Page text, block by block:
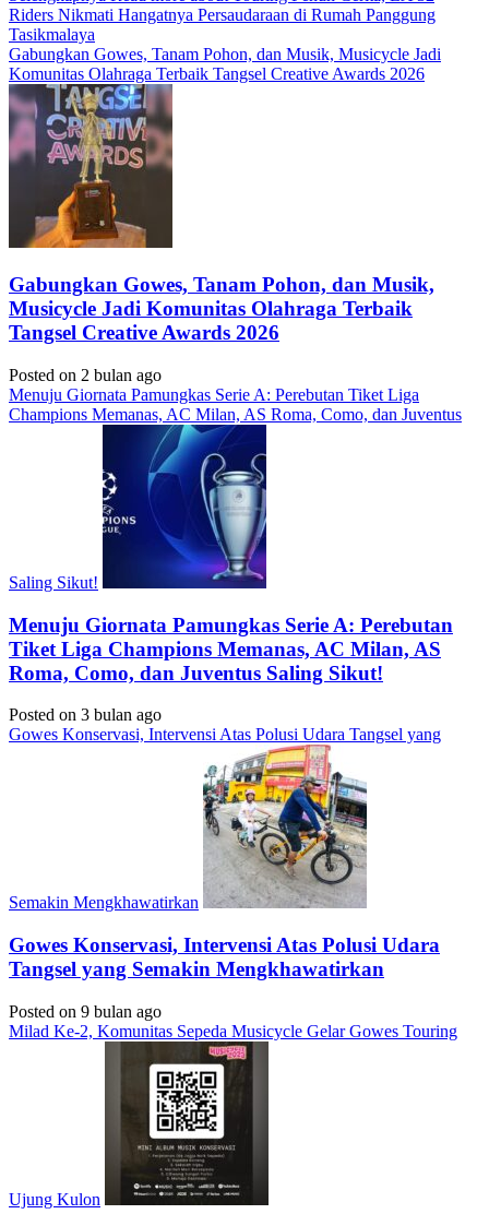
Riders Nikmati Hangatnya Persaudaraan di Rumah Panggung
Tasikmalaya
Gabungkan Gowes, Tanam Pohon, dan Musik, Musicycle Jadi
Komunitas Olahraga Terbaik Tangsel Creative Awards 2026
Gabungkan Gowes, Tanam Pohon, dan Musik,
Musicycle Jadi Komunitas Olahraga Terbaik
Tangsel Creative Awards 2026
Posted on 2 bulan ago
Menuju Giornata Pamungkas Serie A: Perebutan Tiket Liga
Champions Memanas, AC Milan, AS Roma, Como, dan Juventus
Saling Sikut!
Menuju Giornata Pamungkas Serie A: Perebutan
Tiket Liga Champions Memanas, AC Milan, AS
Roma, Como, dan Juventus Saling Sikut!
Posted on 3 bulan ago
Gowes Konservasi, Intervensi Atas Polusi Udara Tangsel yang
Semakin Mengkhawatirkan
Gowes Konservasi, Intervensi Atas Polusi Udara
Tangsel yang Semakin Mengkhawatirkan
Posted on 9 bulan ago
Milad Ke-2, Komunitas Sepeda Musicycle Gelar Gowes Touring
Ujung Kulon